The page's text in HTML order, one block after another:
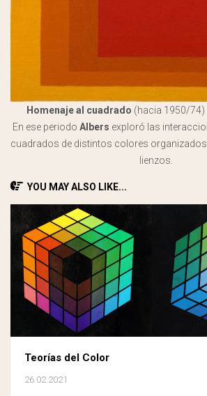
Homenaje al cuadrado (hacia 1950/74)
En ese periodo Albers exploró las
cuadrados de distintos colores
lienzos.
YOU MAY ALSO LIKE...
Teorías del Color
26.02.2021